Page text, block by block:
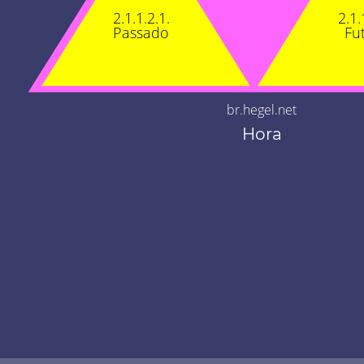
2.1.1.2.1.
Passado
br.hegel.net
Hora